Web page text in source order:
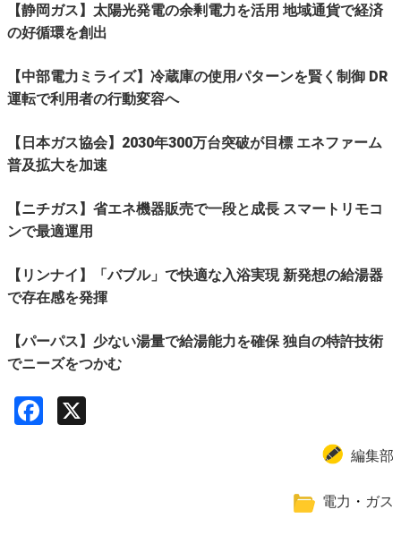
【静岡ガス】太陽光発電の余剰電力を活用 地域通貨で経済
の好循環を創出
【中部電力ミライズ】冷蔵庫の使用パターンを賢く制御 DR
運転で利用者の行動変容へ
【日本ガス協会】2030年300万台突破が目標 エネファーム
普及拡大を加速
【ニチガス】省エネ機器販売で一段と成長 スマートリモコ
ンで最適運用
【リンナイ】「バブル」で快適な入浴実現 新発想の給湯器
で存在感を発揮
【パーパス】少ない湯量で給湯能力を確保 独自の特許技術
でニーズをつかむ
Facebook
編集部
電力 ・ ガス